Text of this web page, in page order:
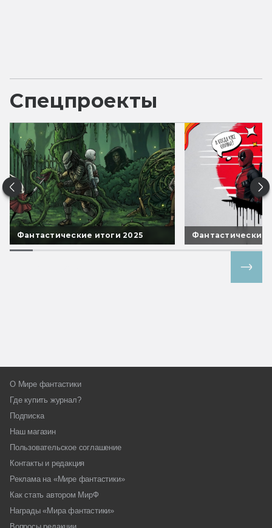
Спецпроекты
Фантастические итоги 2025 Фантастические
О Мире фантастики
Где купить журнал?
Подписка
Наш магазин
Пользовательское соглашение
Контакты и редакция
Реклама на «Мире фантастики»
Как стать автором МирФ
Награды «Мира фантастики»